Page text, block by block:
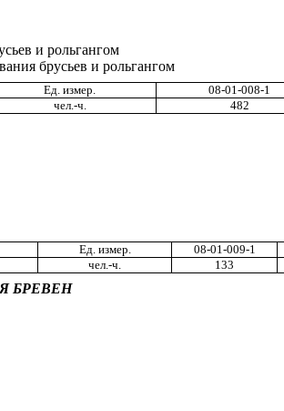
и рольгангом
ия брусьев и рольгангом
Ед измер 08-01-008-1
чел.-ч 482
Ед измер 08-01-009-1
чел .-ч 133
БРЕВЕН